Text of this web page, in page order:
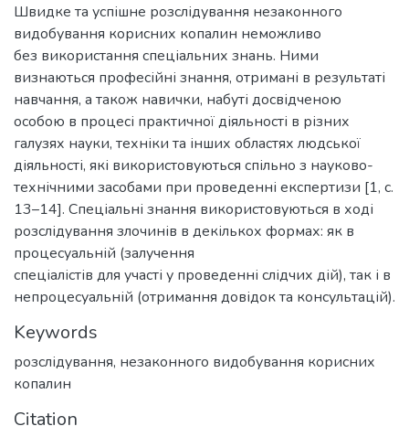
Швидке та успішне розслідування незаконного
видобування корисних копалин неможливо
без використання спеціальних знань. Ними
визнаються професійні знання, отримані в результаті
навчання, а також навички, набуті досвідченою
особою в процесі практичної діяльності в різних
галузях науки, техніки та інших областях людської
діяльності, які використовуються спільно з науково-
технічними засобами при проведенні експертизи [1, с.
13–14]. Спеціальні знання використовуються в ході
розслідування злочинів в декількох формах: як в
процесуальній (залучення
спеціалістів для участі у проведенні слідчих дій), так і в
непроцесуальній (отримання довідок та консультацій).
Keywords
розслідування, незаконного видобування корисних
копалин
Citation